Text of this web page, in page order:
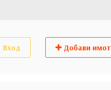
Добави имот
Вход